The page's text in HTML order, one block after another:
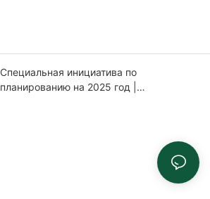
Специальная инициатива по
планированию на 2025 год |